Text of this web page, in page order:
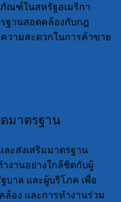
ณฑ์ในสหรัฐอเมริกา
ฐานสอดคล้องกับกฎ
ความสะดวกในการค้าขาย
มาตรฐาน
ะส่งเสริมมาตรฐาน
งานอย่างใกล้ชิดกับผู้
บาล และผู้บริโภค เพื่อ
อง และการทำงานร่วม